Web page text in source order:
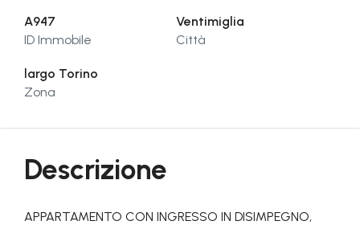
A947
ID Immobile
Ventimiglia
Città
largo Torino
Zona
Descrizione
APPARTAMENTO CON INGRESSO IN DISIMPEGNO,